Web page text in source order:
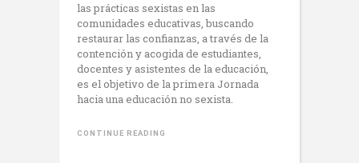
las prácticas sexistas en las
comunidades educativas, buscando
restaurar las confianzas, a través de la
contención y acogida de estudiantes,
docentes y asistentes de la educación,
es el objetivo de la primera Jornada
hacia una educación no sexista.
CONTINUE READING